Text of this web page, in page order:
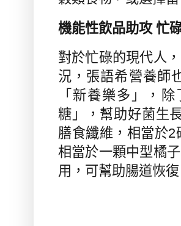
機能性飲品助攻 忙
對於忙碌的現代人
況，張語希營養師
「新養樂多」，
糖」，幫助好菌生
膳食纖維，相當於2
相當於一顆中型橘
用，可幫助腸道恢